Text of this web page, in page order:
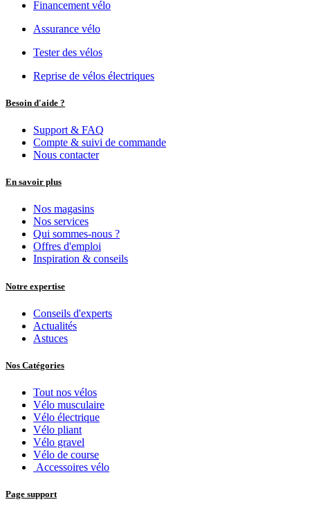
Financement vélo
Assurance vélo
Tester des vélos
Reprise de vélos électriques
Besoin d'aide ?
Support & FAQ
Compte & suivi de commande
Nous contacter
En savoir plus
Nos magasins
Nos services
Qui sommes-nous ?
Offres d'emploi
Inspiration & conseils
Notre expertise
Conseils d'experts
Actualités
Astuces
Nos Catégories
Tout nos vélos
Vélo musculaire
Vélo électrique
Vélo pliant
Vélo gravel
Vélo de course
Accessoires vélo
Page support